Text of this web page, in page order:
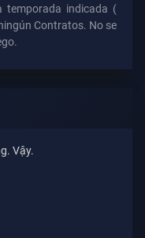
temporada indicada (
Contratos. No se
Vậy.